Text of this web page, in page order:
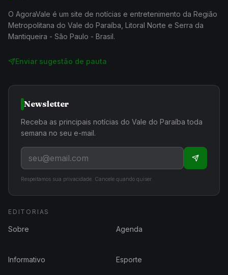
O AgoraVale é um site de notícias e entretenimento da Região
Metropolitana do Vale do Paraíba, Litoral Norte e Serra da
Mantiqueira - São Paulo - Brasil.
Enviar sugestão de pauta
Newsletter
Receba as principais notícias do Vale do Paraíba toda
semana no seu e-mail.
Respeitamos sua privacidade. Cancele quando quiser.
EDITORIAS
Sobre Agenda
Informativo Esporte